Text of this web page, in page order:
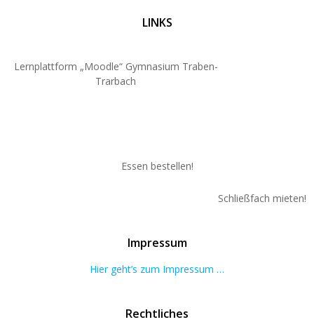
LINKS
Lernplattform „Moodle“ Gymnasium Traben-
Trarbach
Essen bestellen!
Schließfach mieten!
Impressum
Hier geht’s zum Impressum …
Rechtliches